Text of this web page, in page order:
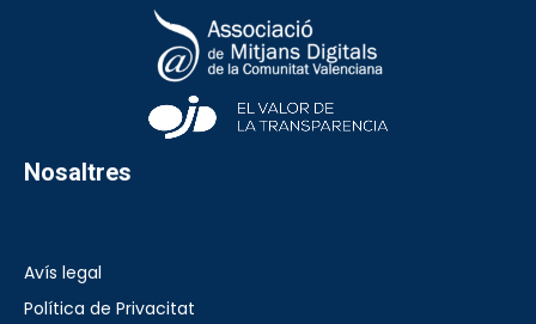
Nosaltres
Avís legal
Política de Privacitat